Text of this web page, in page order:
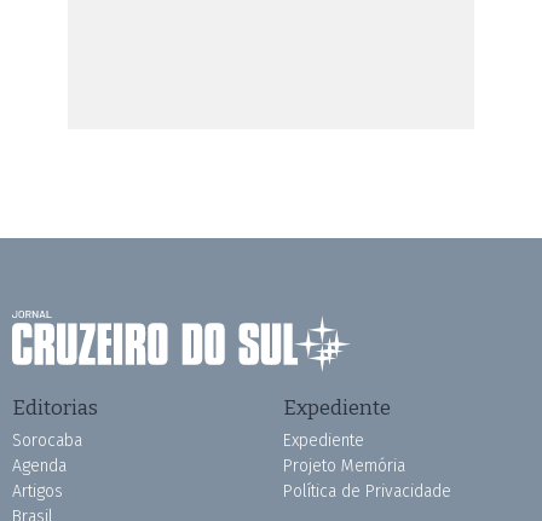
Editorias
Sorocaba
Agenda
Artigos
Brasil
Expediente
Expediente
Projeto Memória
Política de Privacidade